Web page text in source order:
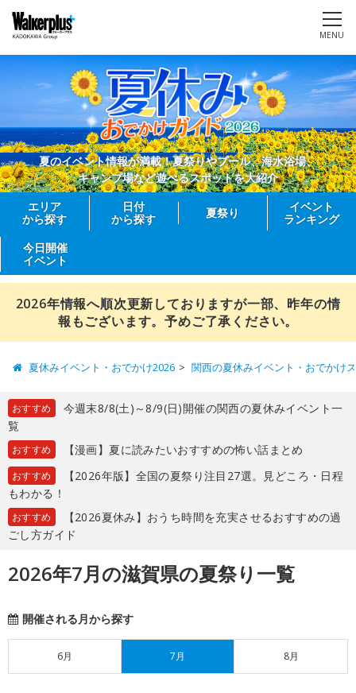
MENU
夏のイベント情報が満載！夏祭りやプール、海水浴場、
キャンプ場など遊べるスポットを大紹介
エリア
から探す
日付
から探す
夏祭り
イベント
ランキング
今日開催
イベント
2026年情報へ順次更新しておりますが一部、昨年の情
報もございます。予めご了承ください。
夏休みイベント・おでかけ2026 関西の夏休みイベント・おでかけ
おすすめ
今週末8/8(土)～8/9(日)開催の関西の夏休みイベント一
覧
おすすめ 【漫画】夏に読みたいおすすめの怖い話まとめ
おすすめ
【2026年版】全国の夏祭り注目27選。見どころ・日程
もわかる！
おすすめ
【2026夏休み】おうち時間を充実させるおすすめの過
ごし方ガイド
2026年7月の滋賀県の夏祭り一覧
開催される月から探す
6月 7月 8月